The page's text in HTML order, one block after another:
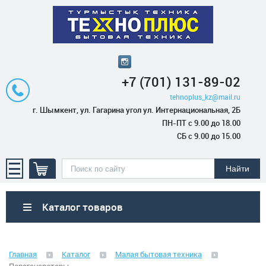
+7 (701) 131-89-02
tehnoplus_kz@mail.ru
г. Шымкент, ул. Гагарина угол ул. Интернациональная, 2Б
ПН-ПТ с 9.00 до 18.00
СБ с 9.00 до 15.00
Каталог товаров
Главная Каталог
Малая бытовая техника